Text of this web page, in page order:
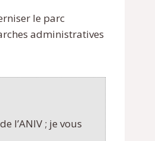
le parc
administratives
l’ANIV ; je vous